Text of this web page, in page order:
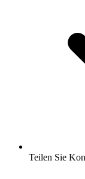
Teilen Sie